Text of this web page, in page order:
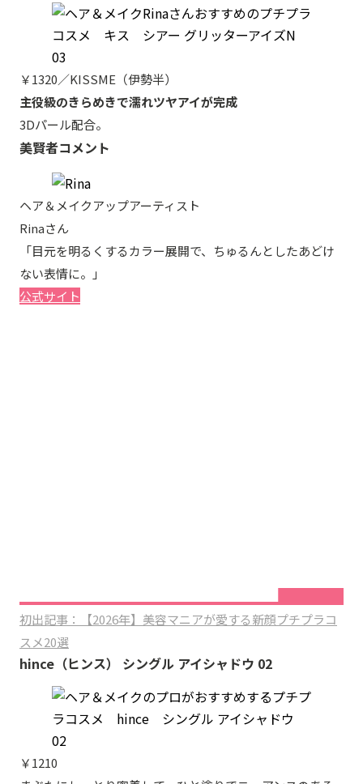
￥1320／KISSME（伊勢半）
主役級のきらめきで濡れツヤアイが完成
3Dパール配合。
美賢者コメント
ヘア＆メイクアップアーティスト
Rinaさん
「目元を明るくするカラー展開で、ちゅるんとしたあどけ
ない表情に。」
公式サイト
初出記事：【2026年】美容マニアが愛する新顔プチプラコ
スメ20選
hince（ヒンス） シングル アイシャドウ 02
￥1210